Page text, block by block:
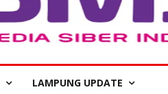
LAMPUNG UPDATE